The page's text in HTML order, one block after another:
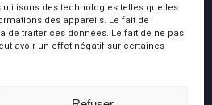
des technologies telles que les
des appareils. Le fait de
de traiter ces données. Le fait de ne pas
avoir un effet négatif sur certaines